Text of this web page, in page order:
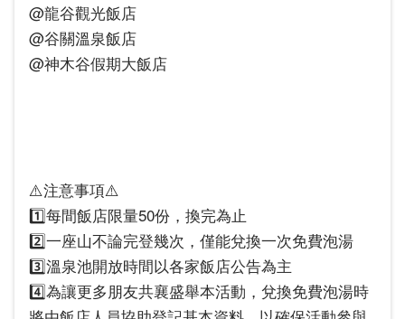
@龍谷觀光飯店
@谷關溫泉飯店
@神木谷假期大飯店
⚠️注意事項⚠️
1️⃣每間飯店限量50份，換完為止
2️⃣一座山不論完登幾次，僅能兌換一次免費泡湯
3️⃣溫泉池開放時間以各家飯店公告為主
4️⃣為讓更多朋友共襄盛舉本活動，兌換免費泡湯時